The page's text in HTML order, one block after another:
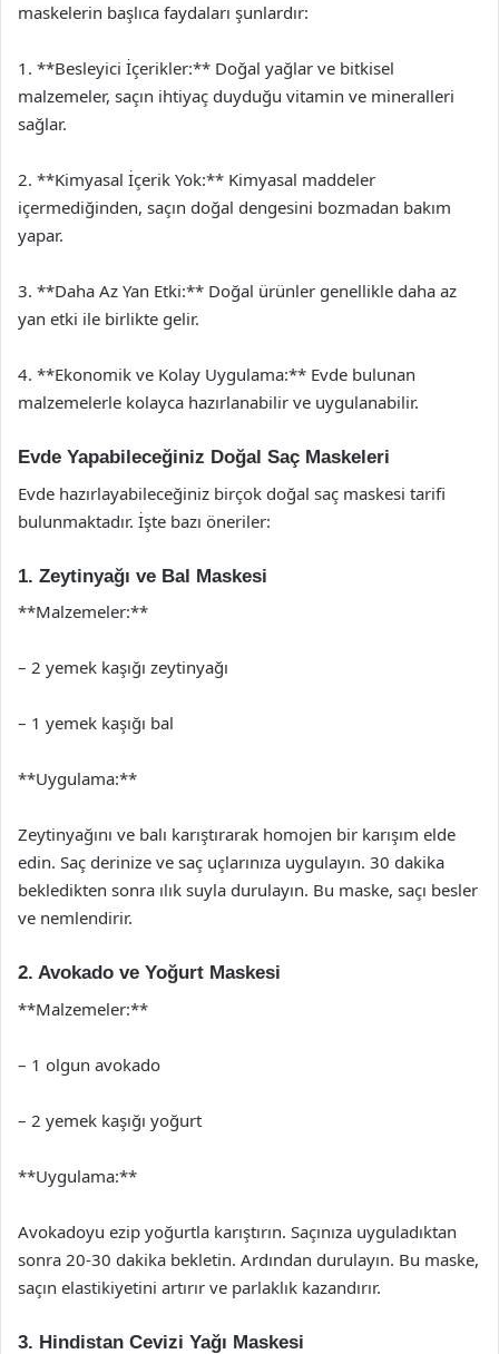
maskelerin başlıca faydaları şunlardır:
1. **Besleyici İçerikler:** Doğal yağlar ve bitkisel
malzemeler, saçın ihtiyaç duyduğu vitamin ve mineralleri
sağlar.
2. **Kimyasal İçerik Yok:** Kimyasal maddeler
içermediğinden, saçın doğal dengesini bozmadan bakım
yapar.
3. **Daha Az Yan Etki:** Doğal ürünler genellikle daha az
yan etki ile birlikte gelir.
4. **Ekonomik ve Kolay Uygulama:** Evde bulunan
malzemelerle kolayca hazırlanabilir ve uygulanabilir.
Evde Yapabileceğiniz Doğal Saç Maskeleri
Evde hazırlayabileceğiniz birçok doğal saç maskesi tarifi
bulunmaktadır. İşte bazı öneriler:
1. Zeytinyağı ve Bal Maskesi
**Malzemeler:**
– 2 yemek kaşığı zeytinyağı
– 1 yemek kaşığı bal
**Uygulama:**
Zeytinyağını ve balı karıştırarak homojen bir karışım elde
edin. Saç derinize ve saç uçlarınıza uygulayın. 30 dakika
bekledikten sonra ılık suyla durulayın. Bu maske, saçı besler
ve nemlendirir.
2. Avokado ve Yoğurt Maskesi
**Malzemeler:**
– 1 olgun avokado
– 2 yemek kaşığı yoğurt
**Uygulama:**
Avokadoyu ezip yoğurtla karıştırın. Saçınıza uyguladıktan
sonra 20-30 dakika bekletin. Ardından durulayın. Bu maske,
saçın elastikiyetini artırır ve parlaklık kazandırır.
3. Hindistan Cevizi Yağı Maskesi